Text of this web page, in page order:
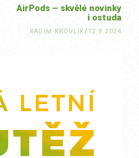
AirPods – skvělé novinky
i ostuda
RADIM KROULÍK/ 12.9.2024